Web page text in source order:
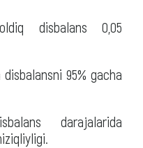
disbalans 0,05
95% gacha
darajalarida